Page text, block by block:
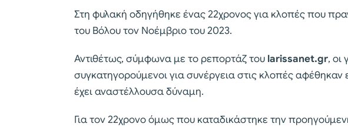
Στη φυλακή οδηγήθηκε ένας 22χρονος για κλοπές που
του Βόλου τον Νοέμβριο του 2023.
Αντιθέτως, σύμφωνα με το ρεπορτάζ του larissanet.gr, οι
συγκατηγορούμενοι για συνέργεια στις κλοπές
έχει αναστέλλουσα δύναμη.
Για τον 22χρονο όμως που καταδικάστηκε την